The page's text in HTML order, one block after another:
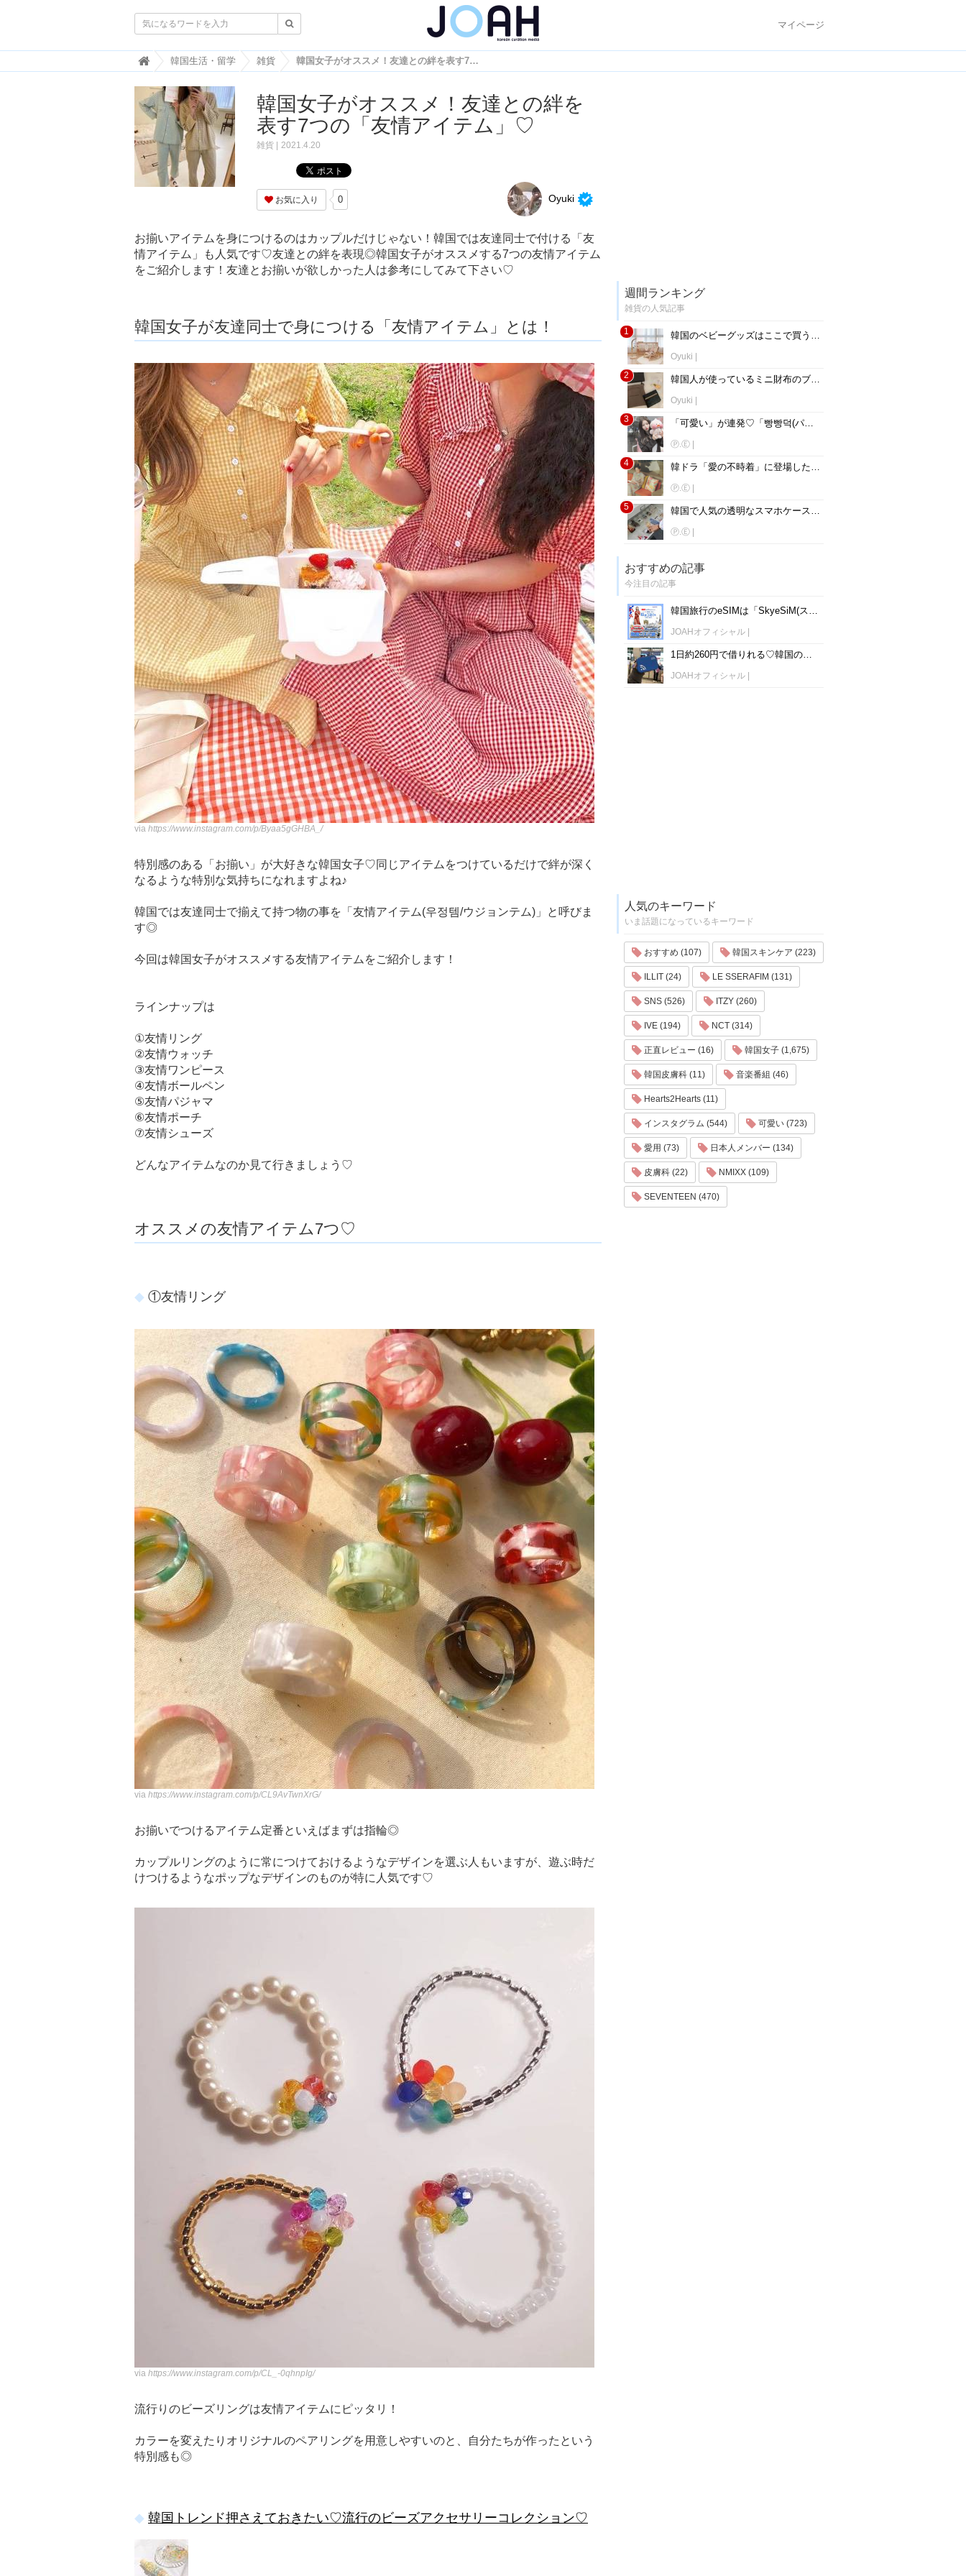
マイページ
韓
国
ト
レ
ン
ド
情
報
・
韓
国
J
O
ジ
ョ
ア
韓国生活・留学 雑貨 韓国女子がオススメ！友達との絆を表す7つの「友情アイテム」♡
韓国女子がオススメ！友達との絆を
表す7つの「友情アイテム」♡
雑貨 2021.4.20
お気に入り 0 Oyuki
お揃いアイテムを身につけるのはカップルだけじゃない！韓国では友達同士で付ける「友
情アイテム」も人気です♡友達との絆を表現◎韓国女子がオススメする7つの友情アイテム
をご紹介します！友達とお揃いが欲しかった人は参考にしてみて下さい♡
韓国女子が友達同士で身につける「友情アイテム」とは！
via https://www.instagram.com/p/Byaa5gGHBA_/
特別感のある「お揃い」が大好きな韓国女子♡同じアイテムをつけているだけで絆が深く
なるような特別な気持ちになれますよね♪
韓国では友達同士で揃えて持つ物の事を「友情アイテム(우정템/ウジョンテム)」と呼びま
す◎
今回は韓国女子がオススメする友情アイテムをご紹介します！
ラインナップは
①友情リング
②友情ウォッチ
③友情ワンピース
④友情ボールペン
⑤友情パジャマ
⑥友情ポーチ
⑦友情シューズ
どんなアイテムなのか見て行きましょう♡
オススメの友情アイテム7つ♡
①友情リング
via https://www.instagram.com/p/CL9AvTwnXrG/
お揃いでつけるアイテム定番といえばまずは指輪◎
カップルリングのように常につけておけるようなデザインを選ぶ人もいますが、遊ぶ時だ
けつけるようなポップなデザインのものが特に人気です♡
via https://www.instagram.com/p/CL_-0qhnpIg/
流行りのビーズリングは友情アイテムにピッタリ！
カラーを変えたりオリジナルのペアリングを用意しやすいのと、自分たちが作ったという
特別感も◎
韓国トレンド押さえておきたい♡流行のビーズアクセサリーコレクション♡
週間ランキング
雑貨の人気記事
1 韓国のベビーグッズはここで買う！！韓国人ママ達も御用達のお店とは♡
Oyuki
2
韓国人が使っているミニ財布のブランドをチェック♡【男性版】
Oyuki
3
「可愛い」が連発♡「빵빵덕(パンパント)」の洋服＆関連グッズ集！
Ⓟ.Ⓔ|
4
韓ドラ「愛の不時着」に登場した！お洒落インテリアアイテム12選♡
Ⓟ.Ⓔ|
5
韓国で人気の透明なスマホケースって？おすすめブランド紹介♡
Ⓟ.Ⓔ|
おすすめの記事
今注目の記事
韓国旅行のeSIMは「SkyeSiM(スカイイーシム)」！1日単位で最安値380円から利用可能！
JOAHオフィシャル|
1日約260円で借りれる♡韓国のWiFiレンタルおすすめ「WiFi弁当(WiFi Dosirak)」
JOAHオフィシャル|
人気のキーワード
いま話題になっているキーワード
おすすめ (107) 韓国スキンケア (223)
ILLIT (24) LE SSERAFIM (131)
SNS (526) ITZY (260)
IVE (194) NCT (314)
正直レビュー (16) 韓国女子 (1,675)
韓国皮膚科 (11) 音楽番組 (46)
Hearts2Hearts (11)
インスタグラム (544) 可愛い (723)
愛用 (73) 日本人メンバー (134)
皮膚科 (22) NMIXX (109)
SEVENTEEN (470)